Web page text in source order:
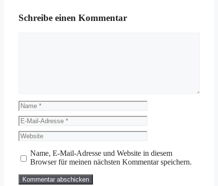
Schreibe einen Kommentar
Name
E-
Mail-
Adresse
Website
Name, E-Mail-Adresse und Website in diesem
Browser für meinen nächsten Kommentar speichern.